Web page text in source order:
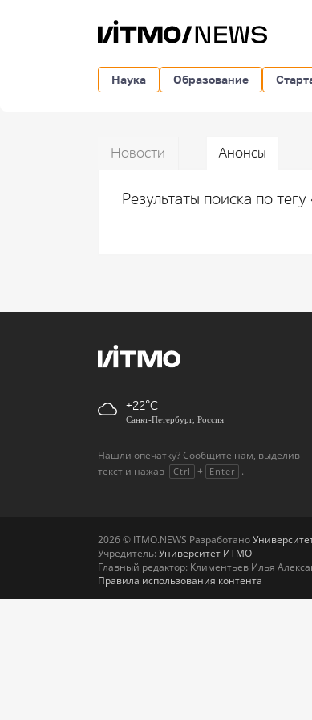
Наука Образование
Новости Анонсы
Результаты поиска по
+22
Санкт-Петербург, Россия
Нашли опечатку? Сообщите нам, выделив
текст и нажав
Ctrl + Enter .
2026 © ITMO.NEWS Разработано
Учредитель: Университет ИТМО
Главный редактор: Климентьев Илья
Правила использования контента